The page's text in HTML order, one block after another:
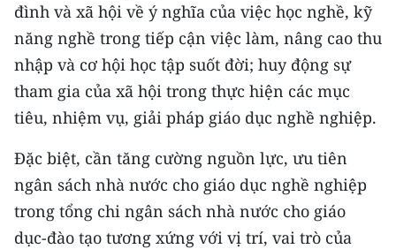
đình và xã hội về ý nghĩa của việc học nghề, kỹ
năng nghề trong tiếp cận việc làm, nâng cao thu
nhập và cơ hội học tập suốt đời; huy động sự
tham gia của xã hội trong thực hiện các mục
tiêu, nhiệm vụ, giải pháp giáo dục nghề nghiệp.
Đặc biệt, cần tăng cường nguồn lực, ưu tiên
ngân sách nhà nước cho giáo dục nghề nghiệp
trong tổng chi ngân sách nhà nước cho giáo
dục-đào tạo tương xứng với vị trí, vai trò của